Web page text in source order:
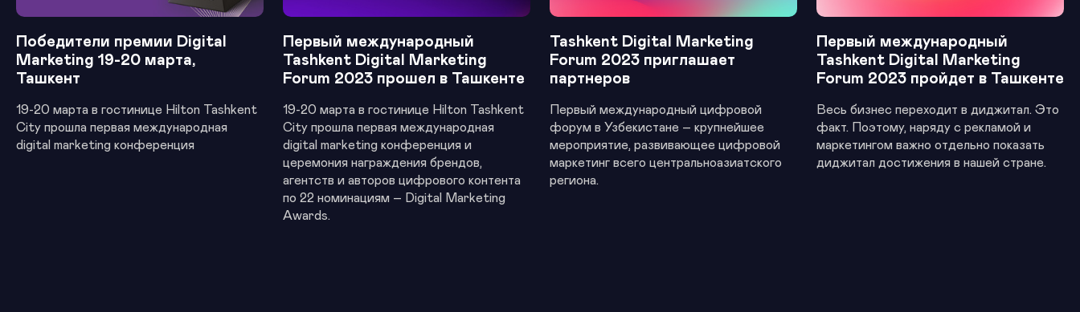
Победители премии Digital
Marketing 19-20 марта,
Ташкент
19-20 марта в гостинице Hilton Tashkent
City прошла первая международная
digital marketing конференция
Первый международный
Tashkent Digital Marketing
Forum 2023 прошел в Ташкенте
19-20 марта в гостинице Hilton Tashkent
City прошла первая международная
digital marketing конференция и
церемония награждения брендов,
агентств и авторов цифрового контента
по 22 номинациям – Digital Marketing
Awards.
Tashkent Digital Marketing
Forum 2023 приглашает
партнеров
Первый международный цифровой
форум в Узбекистане – крупнейшее
мероприятие, развивающее цифровой
маркетинг всего центральноазиатского
региона.
Первый международный
Tashkent Digital Marketing
Forum 2023 пройдет в Ташкенте
Весь бизнес переходит в диджитал. Это
факт. Поэтому, наряду с рекламой и
маркетингом важно отдельно показать
диджитал достижения в нашей стране.